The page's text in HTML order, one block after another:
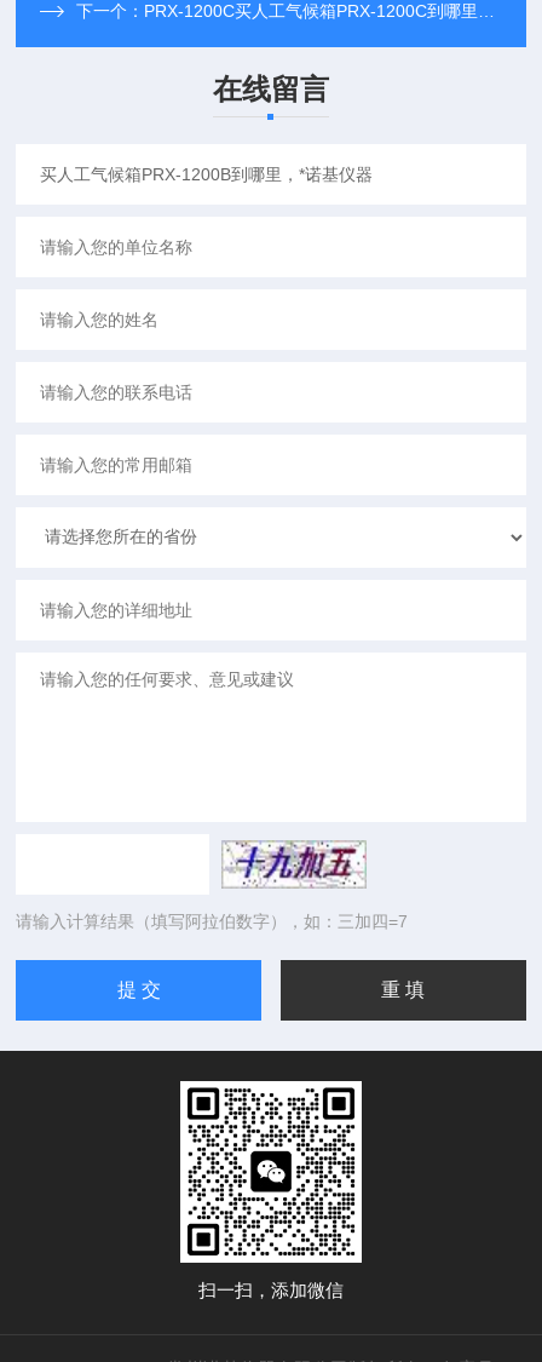
下一个： PRX-1200C买人工气候箱PRX-1200C到哪里，*诺基仪器
在线留言
请输入计算结果（填写阿拉伯数字），如：三加四=7
扫一扫，添加微信